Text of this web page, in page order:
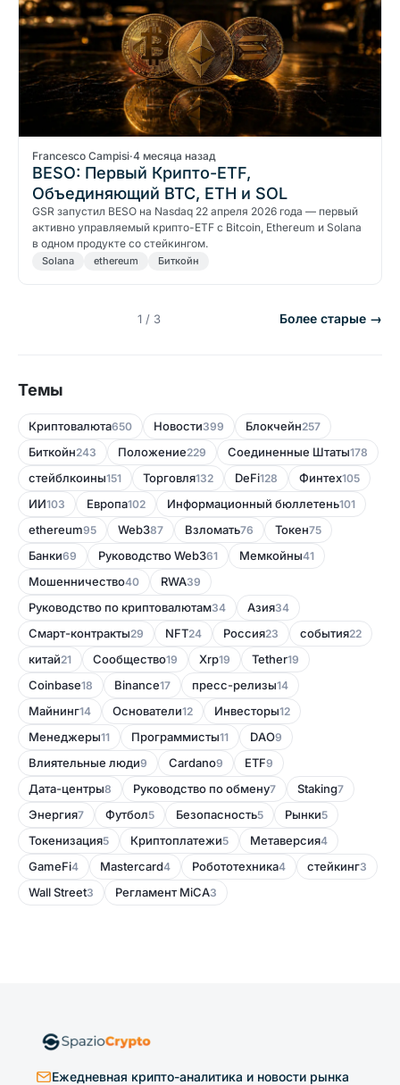
Francesco Campisi·4 месяца назад
BESO: Первый Крипто-ETF,
Объединяющий BTC, ETH и SOL
GSR запустил BESO на Nasdaq 22 апреля 2026 года — первый
активно управляемый крипто-ETF с Bitcoin, Ethereum и Solana
в одном продукте со стейкингом.
Solana ethereum Биткойн
1 / 3 Более старые →
Темы
Криптовалюта650 Новости399 Блокчейн257
Биткойн243 Положение229 Соединенные Штаты178
стейблкоины151 Торговля132 DeFi128 Финтех105
ИИ103 Европа102 Информационный бюллетень101
ethereum95 Web387 Bзломать76 Токен75
Банки69 Руководство Web361 Мемкойны41
Мошенничество40 RWA39
Руководство по криптовалютам34 Азия34
Смарт-контракты29 NFT24 Россия23 события22
китай21 Сообщество19 Xrp19 Tether19
Coinbase18 Binance17 пресс-релизы14
Майнинг14 Основатели12 Инвесторы12
Менеджеры11 Программисты11 DAO9
Влиятельные люди9 Cardano9 ETF9
Дата-центры8 Руководство по обмену7 Staking7
Энергия7 Футбол5 Безопасность5 Рынки5
Токенизация5 Криптоплатежи5 Метаверсия4
GameFi4 Mastercard4 Робототехника4 стейкинг3
Wall Street3 Регламент MiCA3
Ежедневная крипто-аналитика и новости рынка